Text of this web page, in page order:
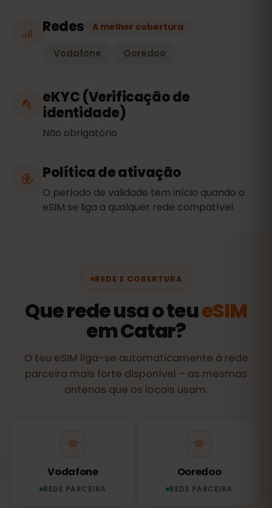
Redes A melhor cobertura
Vodafone Ooredoo
eKYC (Verificação de
identidade)
Não obrigatório
Política de ativação
O período de validade tem início quando o
eSIM se liga a qualquer rede compatível.
REDE E COBERTURA
Que rede usa o teueSIM
em Catar?
O teu eSIM liga-se automaticamente à rede
parceira mais forte disponível – as mesmas
antenas que os locais usam.
Vodafone
REDE PARCEIRA
Ooredoo
REDE PARCEIRA